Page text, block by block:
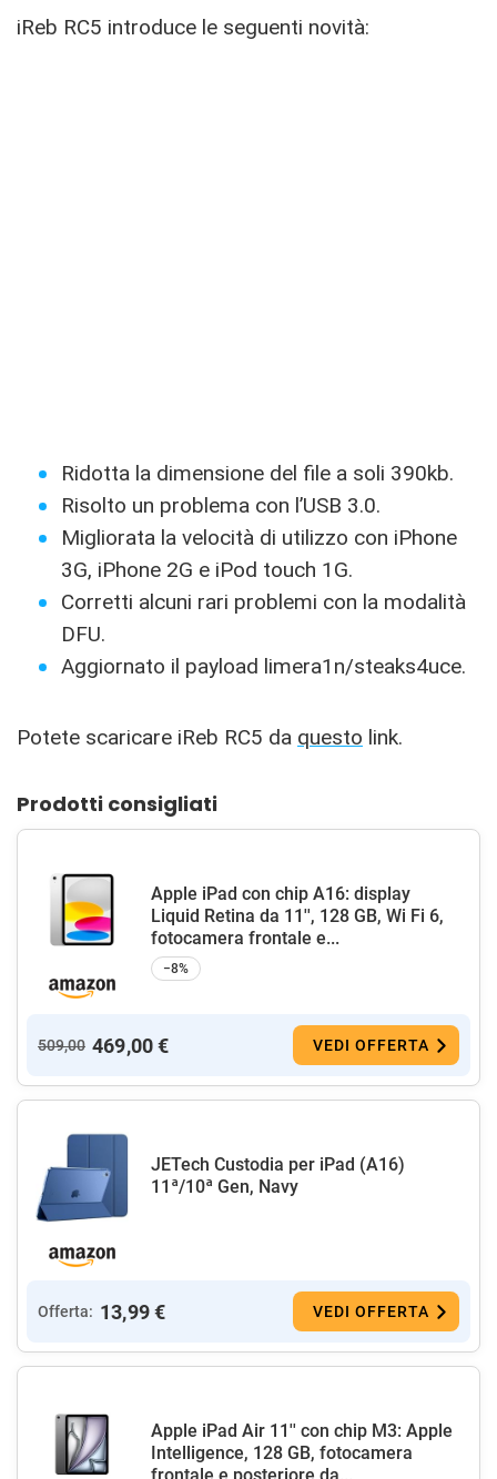
iReb RC5 introduce le seguenti novità:
Ridotta la dimensione del file a soli 390kb.
Risolto un problema con l’USB 3.0.
Migliorata la velocità di utilizzo con iPhone
3G, iPhone 2G e iPod touch 1G.
Corretti alcuni rari problemi con la modalità
DFU.
Aggiornato il payload limera1n/steaks4uce.
Potete scaricare iReb RC5 da questo link.
Prodotti consigliati
Apple iPad con chip A16: display
Liquid Retina da 11'', 128 GB, Wi Fi 6,
fotocamera frontale e...
−8%
509,00 469,00 € VEDI OFFERTA
JETech Custodia per iPad (A16)
11ª/10ª Gen, Navy
Offerta: 13,99 € VEDI OFFERTA
Apple iPad Air 11'' con chip M3: Apple
Intelligence, 128 GB, fotocamera